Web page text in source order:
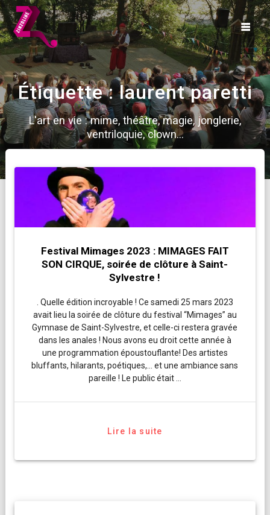
Skip
to
content
Étiquette :laurent paretti
L'art en vie : mime, théâtre, magie, jonglerie,
ventriloquie, clown...
Festival Mimages 2023 : MIMAGES FAIT
SON CIRQUE, soirée de clôture à Saint-
Sylvestre !
. Quelle édition incroyable ! Ce samedi 25 mars 2023
avait lieu la soirée de clôture du festival “Mimages” au
Gymnase de Saint-Sylvestre, et celle-ci restera gravée
dans les anales ! Nous avons eu droit cette année à
une programmation époustouflante! Des artistes
bluffants, hilarants, poétiques,… et une ambiance sans
pareille ! Le public était …
Lire la suite